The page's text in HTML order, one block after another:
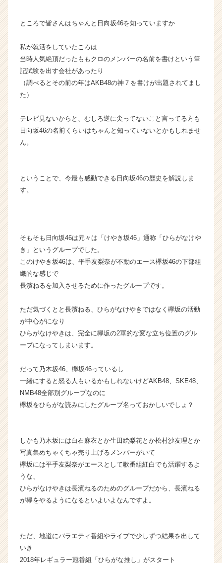
タ
ラ
イ
ン】
|
ャ
ー・
業
ト
が
届
活
イ
チ
ア
リ
ア
（C
h
r
a
r
e
r）
ところで皆さんはちゃんと日向坂46を知っていますか
私が就活をしていたころは
当時人気絶頂だったももクロのメンバーの名前を書けという筆
記試験を出す会社があったり
（調べるとその前の年はAKB48の神７を書けが出題されてまし
た）
テレビ見ないからと、むしろ逆に尖ってないこと言ってる方も
日向坂46の名前くらいはちゃんと知っていないとかもしれませ
ん。
ということで、今最も感動できる日向坂46の歴史を解説しま
す。
そもそも日向坂46は元々は「けやき坂46」通称「ひらがなけや
き」というグループでした。
このけやき坂46は、平手友梨奈が不動のエース欅坂46の下部組
織的な感じで
長濱ねるを加入させるために作ったグループです。
ただ気づくとと長濱ねる、ひらがなけやきではなく欅坂の活動
が中心がになり
ひらがなけやきは、完全に欅坂の2軍的な変な立ち位置のグル
ープになってしまいます。
だって乃木坂46、欅坂46っているし
一緒にすると怒る人もいるかもしれないけどAKB48、SKE48、
NMB48全部別グループなのに
欅坂をひらがな読みにしたグループ名っておかしいでしょ？
しかも乃木坂には白石麻衣とか生田絵梨花とか松村沙友理とか
写真集めちゃくちゃ売り上げるメンバーがいて
欅坂には平手友梨奈がエースとして歌番組紅白でも活躍するよ
うな、
ひらがなけやきは長濱ねるのためのグループだから、長濱ねる
が欅をやるようになるといよいよなんですよ。
ただ、地道にバラエティ番組やライブで少しずつ結果を出して
いき
2018年レギュラー冠番組「ひらがな推し」がスタート